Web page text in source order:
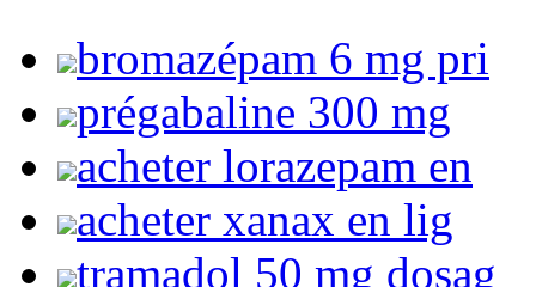
bromazépam 6 mg pri
prégabaline 300 mg
acheter lorazepam en
acheter xanax en lig
tramadol 50 mg dosag